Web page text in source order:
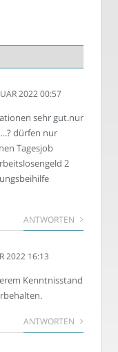
2022 00:57
sehr gut.nur
dürfen nur
Tagesjob
2
ANTWORTEN
2022 16:13
Kenntnisstand
ANTWORTEN